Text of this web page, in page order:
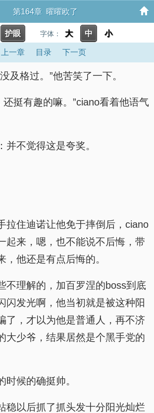
第164章 曜曜欧了
护眼 字体： 大 中 小
上一章 目录 下一页
及格过。”他苦笑了一下。
还挺有趣的嘛。”ciano看着他语气
并不觉得这是夸奖。
拉住迪诺让他免于摔倒后，ciano
起来，嗯，也不能说不后悔，带
，他还是有点后悔的。
不理解的，加百罗涅的boss到底
闪发光啊，他当初就是被这种阳
了，才以为他是普通人，再不济
大少爷，结果居然是个黑手党的
时候的确挺帅。
稳以后抓了抓头发十分阳光灿烂